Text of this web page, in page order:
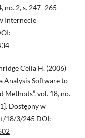
no. 2, s. 247–265
Internecie
Celia H. (2006)
Analysis Software to
Methods”, vol. 18, no.
Dostępny w
18/3/245 DOI: